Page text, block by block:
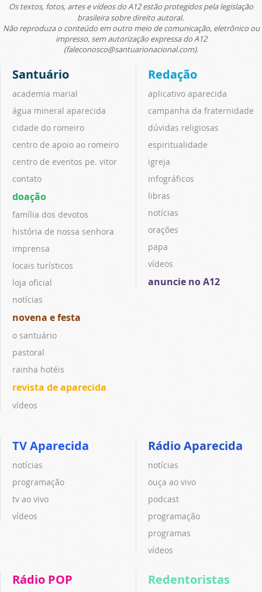
Os textos, fotos, artes e vídeos do A12 estão protegidos pela legislação
brasileira sobre direito autoral.
Não reproduza o conteúdo em outro meio de comunicação, eletrônico ou
impresso, sem autorização expressa do A12
(faleconosco@santuarionacional.com).
Santuário
academia marial
água mineral aparecida
cidade do romeiro
centro de apoio ao romeiro
centro de eventos pe. vitor
contato
doação
família dos devotos
história de nossa senhora
imprensa
locais turísticos
loja oficial
notícias
novena e festa
o santuário
pastoral
rainha hotéis
revista de aparecida
vídeos
Redação
aplicativo aparecida
campanha da fraternidade
dúvidas religiosas
espiritualidade
igreja
infográficos
libras
notícias
orações
papa
vídeos
anuncie no A12
TV Aparecida
notícias
programação
tv ao vivo
vídeos
Rádio Aparecida
notícias
ouça ao vivo
podcast
programação
programas
vídeos
Rádio POP Redentoristas